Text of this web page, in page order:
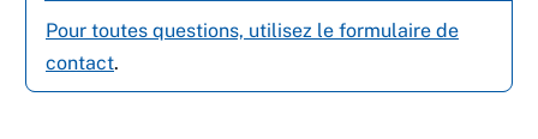
Pour toutes questions, utilisez le formulaire de
contact.